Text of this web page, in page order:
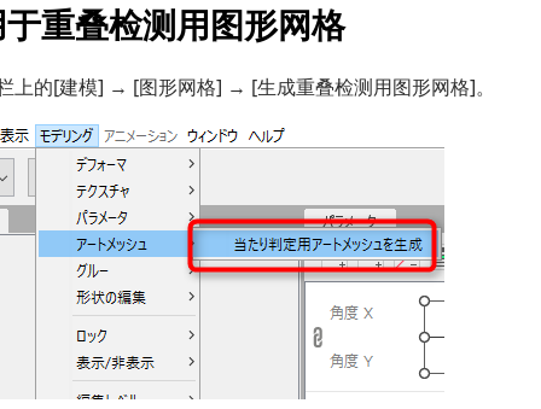
重叠检测用图形网格
上的[建模] → [图形网格] → [生成重叠检测用图形网格]。